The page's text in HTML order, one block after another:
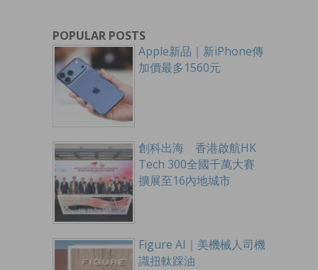
POPULAR POSTS
Apple新品｜新iPhone傳
加價最多1560元
創科出海 香港啟航HK
Tech 300全國千萬大賽
擴展至16內地城市
Figure AI｜美機械人司機
識扭軚踩油